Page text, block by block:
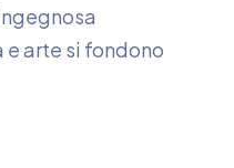
arte si fondono